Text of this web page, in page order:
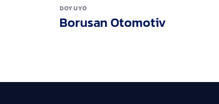
DOYUYO
Borusan Otomotiv